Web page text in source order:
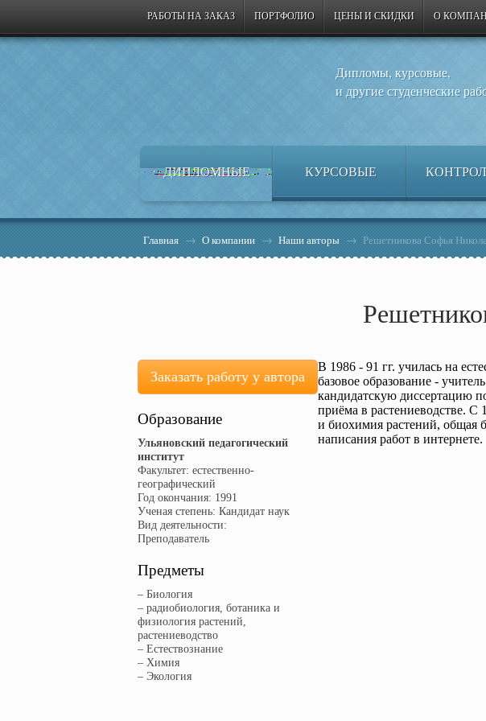
РАБОТЫ НА ЗАКАЗ ПОРТФОЛИО ЦЕНЫ И СКИДКИ О
Дипломы, курсовые,
и другие студенческие
ДИПЛОМНЫЕ КУРСОВЫЕ
Главная → О компании → Наши авторы → Решетникова Софья
Заказать работу у автора
Образование
Ульяновский педагогический
институт
Факультет: естественно-
географический
Год окончания: 1991
Ученая степень: Кандидат наук
Вид деятельности:
Преподаватель
Предметы
– Биология
– радиобиология, ботаника и
физиология растений,
растениеводство
– Естествознание
– Химия
– Экология
В 1986 - 91 гг. училась на
базовое образование -
кандидатскую диссертацию
приёма в растениеводстве.
и биохимия растений, общая
написания работ в интернете.